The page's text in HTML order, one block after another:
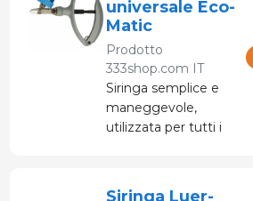
universale Eco-
Matic
Prodotto
333shop.com IT
Siringa semplice e
maneggevole,
utilizzata per tutti i
Siringa Luer-